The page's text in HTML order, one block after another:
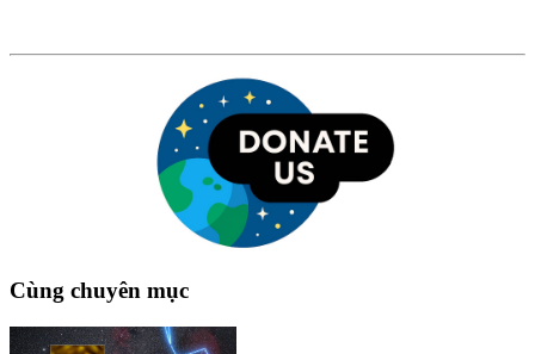
Cùng chuyên mục